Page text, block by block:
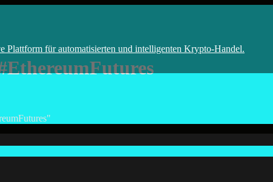
DeFi – Bot
für automatisierten und intelligenten Krypto-Handel.